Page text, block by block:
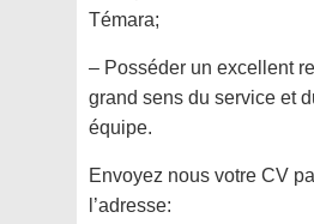
Témara;
– Posséder un excellent
grand sens du service et
équipe.
Envoyez nous votre CV
l’adresse: